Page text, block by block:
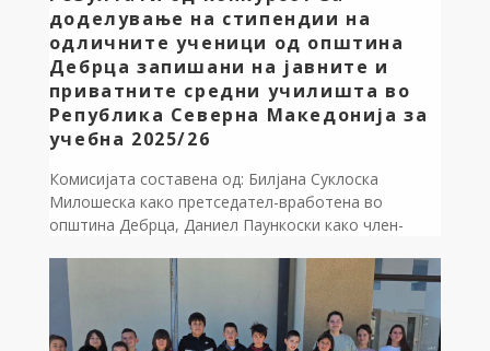
доделување на стипендии на
одличните ученици од општина
Дебрца запишани на јавните и
приватните средни училишта во
Република Северна Македонија за
учебна 2025/26
Комисијата составена од: Билјана Суклоска
Милошеска како претседател-вработена во
општина Дебрца, Даниел Паункоски како член-
Претседател на Советот на општина Дебрца,
формирана со Решение бр.09-369/1 од 16.03.2026
година, изврши увид на поднесените документи од
страна на кандидатите и согласно Правилнникот